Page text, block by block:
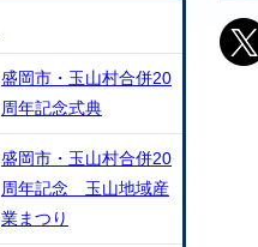
盛岡市・玉山村合併20
周年記念式典
盛岡市・玉山村合併20
周年記念 玉山地域産
業まつり